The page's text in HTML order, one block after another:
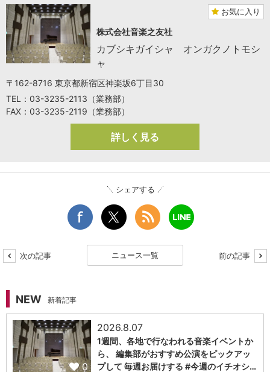
お気に入り
株式会社音楽之友社
カブシキガイシャ オンガクノトモシ
ャ
〒162-8716 東京都新宿区神楽坂6丁目30
TEL：03-3235-2113（業務部）
FAX：03-3235-2119（業務部）
詳しく見る
シェアする
次の記事 ニュース一覧 前の記事
NEW 新着記事
0
2026.8.07
1週間、各地で行なわれる音楽イベントか
ら、 編集部がおすすめ公演をピックアッ
プして 毎週お届けする #今週のイチオシ…